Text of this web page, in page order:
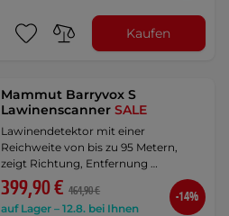
Kaufen
Mammut Barryvox S
LawinenscannerSALE
Lawinendetektor mit einer
Reichweite von bis zu 95 Metern,
zeigt Richtung, Entfernung …
399,90 € 464,90 €
auf Lager – 12.8. bei Ihnen
-14%